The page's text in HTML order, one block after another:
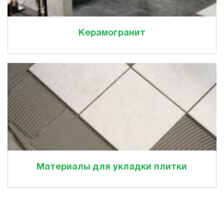
Керамогранит
Материалы для укладки плитки